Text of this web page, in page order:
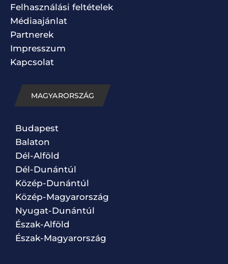
Felhasználási feltételek
Médiaajánlat
Partnerek
Impresszum
Kapcsolat
MAGYARORSZÁG
Budapest
Balaton
Dél-Alföld
Dél-Dunántúl
Közép-Dunántúl
Közép-Magyarország
Nyugat-Dunántúl
Észak-Alföld
Észak-Magyarország